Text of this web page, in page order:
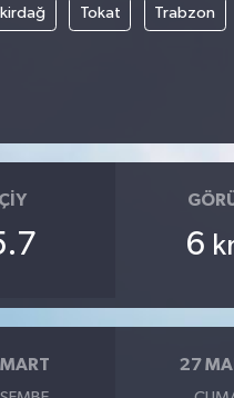
Tokat Trabzon
ÇIY
6
27